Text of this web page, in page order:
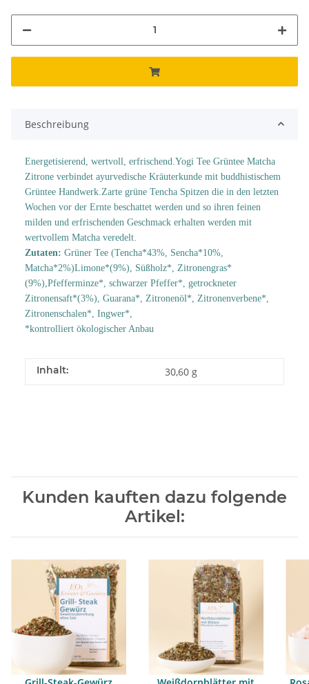
Beschreibung
Energetisierend, wertvoll, erfrischend.Yogi Tee Grüntee Matcha
Zitrone verbindet ayurvedische Kräuterkunde mit buddhistischem
Grüntee Handwerk.Zarte grüne Tencha Spitzen die in den letzten
Wochen vor der Ernte beschattet werden und so ihren feinen
milden und erfrischenden Geschmack erhalten werden mit
wertvollem Matcha veredelt.
Zutaten: Grüner Tee (Tencha*43%, Sencha*10%,
Matcha*2%)Limone*(9%), Süßholz*, Zitronengras*
(9%),Pfefferminze*, schwarzer Pfeffer*, getrockneter
Zitronensaft*(3%), Guarana*, Zitronenöl*, Zitronenverbene*,
Zitronenschalen*, Ingwer*,
*kontrolliert ökologischer Anbau
Inhalt: 30,60 g
Kunden kauften dazu folgende
Artikel: